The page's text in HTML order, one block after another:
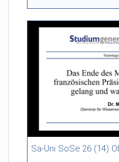
Sa-Uni SoSe 26 (14)
46:53 duration